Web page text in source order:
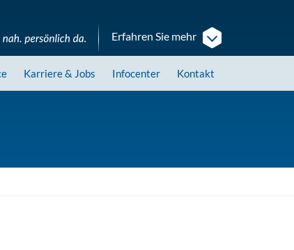
Erfahren Sie mehr
Karriere& Jobs Infocenter Kontakt